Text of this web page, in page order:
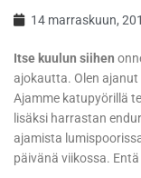
14 marraskuun,
Itse kuulun siihen
ajokautta. Olen
Ajamme katupyörillä
lisäksi harrastan
ajamista
päivänä viikossa.